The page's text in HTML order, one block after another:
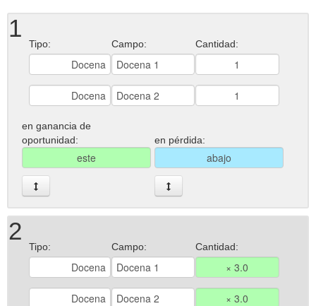
1
Tipo: Campo: Cantidad:
en ganancia de
oportunidad:
en pérdida:
2
Tipo: Campo: Cantidad: